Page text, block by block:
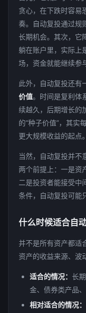
贪心，在下跌时容易
奏。自动复投通过规
长期机会。其次，它
躺在账户里，实际上
场，资金就能继续参
此外，自动复投还有
价值。时间是复利体
续越久，后期增长的
的“种子价值”，其实
更大规模收益的起点。
当然，自动复投并不
两个前提上：一是资
二是投资者能接受中
条件，自动复投可能
什么时候适合自
并不是所有资产都适
资产的收益来源、波
适合的情况： 长
金、债券类产品
相对适合的情况：